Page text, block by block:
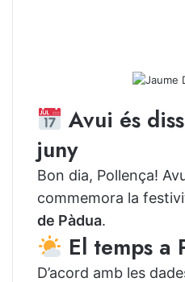
Avui és
juny
Bon dia, Pollença!
commemora la
de Pàdua.
El temps a
D’acord amb les